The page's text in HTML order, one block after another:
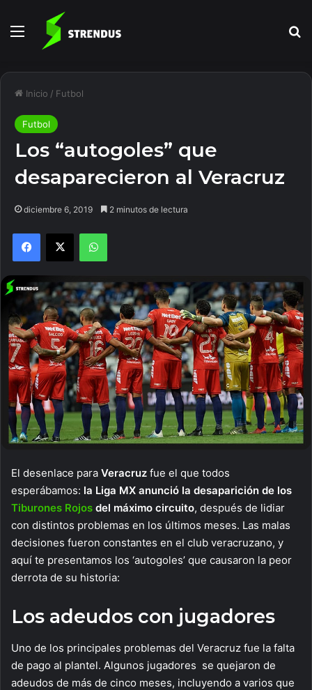
Menú
Inicio / Futbol
Futbol
Los “autogoles” que
desaparecieron al Veracruz
diciembre 6, 2019 2 minutos de lectura
Facebook
X WhatsApp
El desenlace para Veracruz fue el que todos
esperábamos: la Liga MX anunció la desaparición de los
Tiburones Rojos del máximo circuito, después de lidiar
con distintos problemas en los últimos meses. Las malas
decisiones fueron constantes en el club veracruzano, y
aquí te presentamos los ‘autogoles’ que causaron la peor
derrota de su historia:
Los adeudos con jugadores
Uno de los principales problemas del Veracruz fue la falta
de pago al plantel. Algunos jugadores se quejaron de
adeudos de más de cinco meses, incluyendo a varios que